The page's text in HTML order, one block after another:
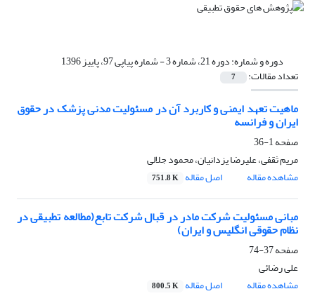
دوره و شماره:دوره 21، شماره 3 - شماره پیاپی 97، پاییز 1396
تعداد مقالات: 7
ماهیت تعهد ایمنی و کاربرد آن در مسئولیت مدنی پزشک در حقوق
ایران و فرانسه
صفحه1-36
مریم ثقفی، علیرضا یزدانیان، محمود جلالی
مشاهده مقاله
اصل مقاله 751.8 K
مبانی مسئولیت شرکت مادر در قبال شرکت تابع(مطالعه تطبیقی در
نظام حقوقی انگلیس و ایران)
صفحه37-74
علی رضائی
مشاهده مقاله
اصل مقاله 800.5 K